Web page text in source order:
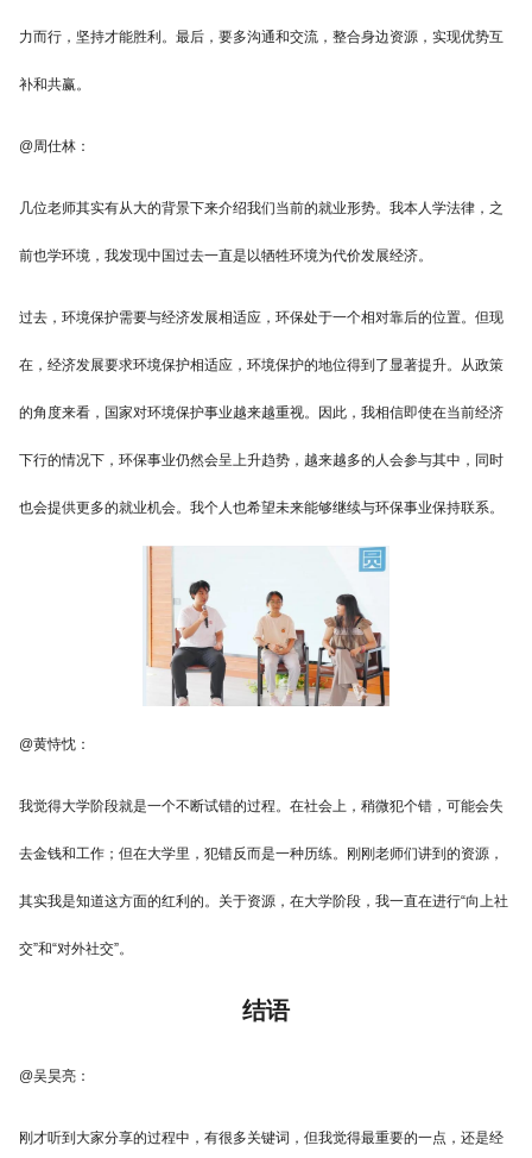
力而行，坚持才能胜利。最后，要多沟通和交流，整合身边资源，实现优势互
补和共赢。
@周仕林：
几位老师其实有从大的背景下来介绍我们当前的就业形势。我本人学法律，之
前也学环境，我发现中国过去一直是以牺牲环境为代价发展经济。
过去，环境保护需要与经济发展相适应，环保处于一个相对靠后的位置。但现
在，经济发展要求环境保护相适应，环境保护的地位得到了显著提升。从政策
的角度来看，国家对环境保护事业越来越重视。因此，我相信即使在当前经济
下行的情况下，环保事业仍然会呈上升趋势，越来越多的人会参与其中，同时
也会提供更多的就业机会。我个人也希望未来能够继续与环保事业保持联系。
@黄恃忱：
我觉得大学阶段就是一个不断试错的过程。在社会上，稍微犯个错，可能会失
去金钱和工作；但在大学里，犯错反而是一种历练。刚刚老师们讲到的资源，
其实我是知道这方面的红利的。关于资源，在大学阶段，我一直在进行“向上社
交”和“对外社交”。
结语
@吴昊亮：
刚才听到大家分享的过程中，有很多关键词，但我觉得最重要的一点，还是经